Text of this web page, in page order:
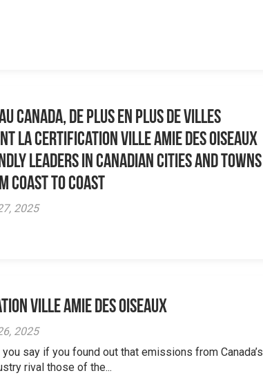
Canada, de plus en plus de villes
la certification Ville amie des oiseaux |
Leaders in Canadian Cities and Towns
Coast to Coast
2025
Ville amie des oiseaux
2025
say if you found out that emissions from Canada’s
rival those of the...